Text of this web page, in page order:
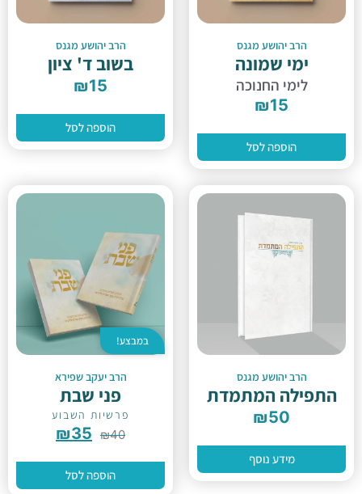
הרב יהושע מגנס
ימי שמונה
לימי החנוכה
₪15
הוספה לסל
הרב יהושע מגנס
בשוב ד' ציון
₪15
הוספה לסל
הרב יהושע מגנס
התפילה המתמדת
₪50
מידע נוסף
במבצע!
הרב יעקב שפירא
פני שבת
פרשיות השבוע
₪40
₪35
הוספה לסל